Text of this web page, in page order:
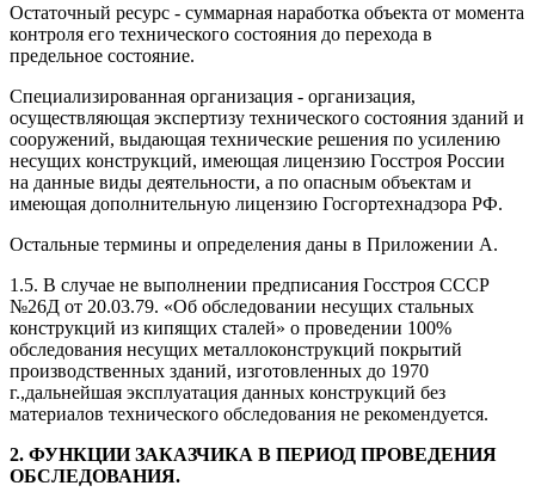
Остаточный ресурс - суммарная наработка объекта от момента
контроля его технического состояния до перехода в
предельное состояние.
Специализированная организация - организация,
осуществляющая экспертизу технического состояния зданий и
сооружений, выдающая технические решения по усилению
несущих конструкций, имеющая лицензию Госстроя России
на данные виды деятельности, а по опасным объектам и
имеющая дополнительную лицензию Госгортехнадзора РФ.
Остальные термины и определения даны в Приложении А.
1.5. В случае не выполнении предписания Госстроя СССР
№26Д от 20.03.79. «Об обследовании несущих стальных
конструкций из кипящих сталей» о проведении 100%
обследования несущих металлоконструкций покрытий
производственных зданий, изготовленных до 1970
г.,дальнейшая эксплуатация данных конструкций без
материалов технического обследования не рекомендуется.
2. ФУНКЦИИ ЗАКАЗЧИКА В ПЕРИОД ПРОВЕДЕНИЯ
ОБСЛЕДОВАНИЯ.